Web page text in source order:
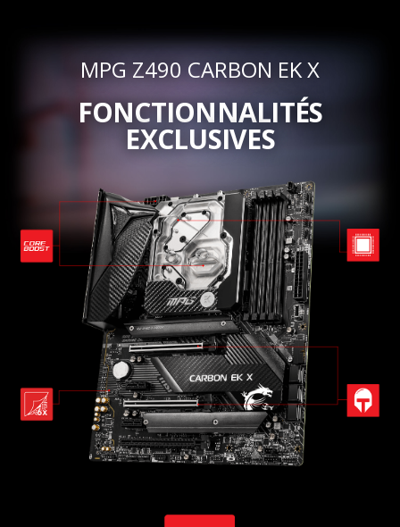
MPG Z490 CARBON EK X
FONCTIONNALITÉS
EXCLUSIVES